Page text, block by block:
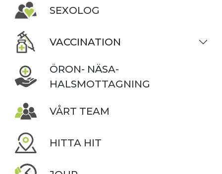
SEXOLOG
VACCINATION
ÖRON- NÄSA-
HALSMOTTAGNING
VÅRT TEAM
HITTA HIT